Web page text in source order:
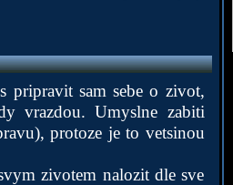
pripravit sam sebe o zivot,
vrazdou. Umyslne zabiti
protoze je to vetsinou
zivotem nalozit dle sve